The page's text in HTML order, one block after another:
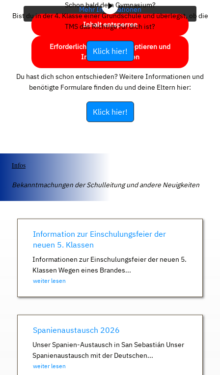
Mehr Informationen
Inhalt entsperren
Erforderlichen Service akzeptieren und
Inhalte entsperren
Schon bald dein Gymnasium?
Bist du in der 4. Klasse einer Grundschule und überlegst, ob die
TMS das Richtige für dich ist?
Klick hier!
Du hast dich schon entschieden? Weitere Informationen und
benötigte Formulare finden du und deine Eltern hier:
Klick hier!
Infos
Bekanntmachungen der Schulleitung und andere Neuigkeiten
Information zur Einschulungsfeier der
neuen 5. Klassen
Informationen zur Einschulungsfeier der neuen 5.
Klassen Wegen eines Brandes...
weiter lesen
Spanienaustausch 2026
Unser Spanien-Austausch in San Sebastián Unser
Spanienaustausch mit der Deutschen...
weiter lesen